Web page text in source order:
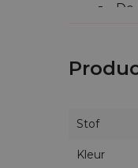
Stof
Kleur